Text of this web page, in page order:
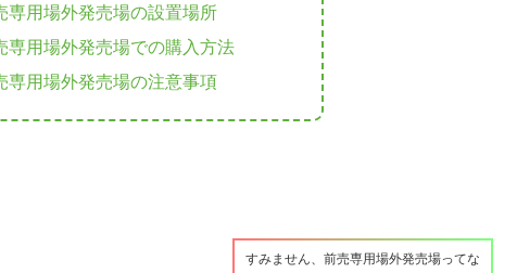
専用場外発売場の設置場所
専用場外発売場での購入方法
専用場外発売場の注意事項
すみません、前売専用場外発売場ってな